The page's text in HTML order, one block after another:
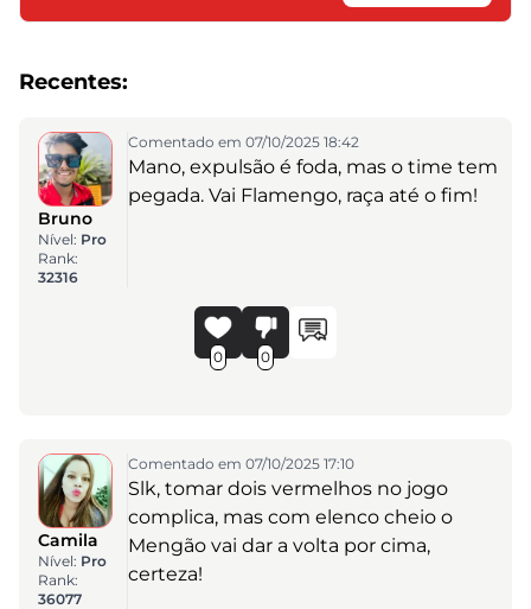
Recentes:
Bruno
Nível: Pro
Rank:
32316
Comentado em 07/10/2025 18:42
Mano, expulsão é foda, mas o time tem
pegada. Vai Flamengo, raça até o fim!
0 0
Camila
Nível: Pro
Rank:
36077
Comentado em 07/10/2025 17:10
Slk, tomar dois vermelhos no jogo
complica, mas com elenco cheio o
Mengão vai dar a volta por cima,
certeza!